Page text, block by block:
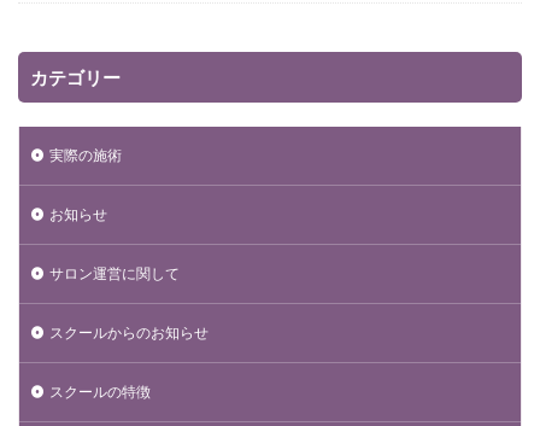
カテゴリー
実際の施術
お知らせ
サロン運営に関して
スクールからのお知らせ
スクールの特徴